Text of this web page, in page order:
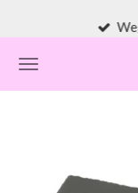
naar
de